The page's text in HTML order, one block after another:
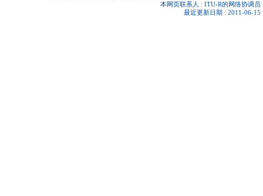
本网页联系人 : ITU-R的网络协调员
最近更新日期 : 2011-06-15